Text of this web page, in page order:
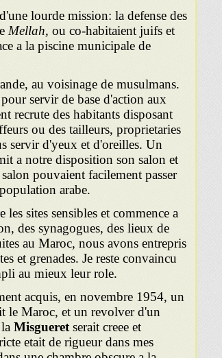
lourde mission: la defense des
Mellah, ou co-habitaient juifs et
a la piscine municipale de
au voisinage de musulmans.
servir de base d'action aux
recrute des habitants disposant
ou des tailleurs, proprietaries
servir d'yeux et d'oreilles. Un
a notre disposition son salon et
pouvaient facilement passer
arabe.
sites sensibles et commence a
des synagogues, des lieux de
au Maroc, nous avons entrepris
et grenades. Je reste convaincu
au mieux leur role.
acquis, en novembre 1954, un
le Maroc, et un revolver d'un
Misgueret serait creee et
etait de rigueur dans mes